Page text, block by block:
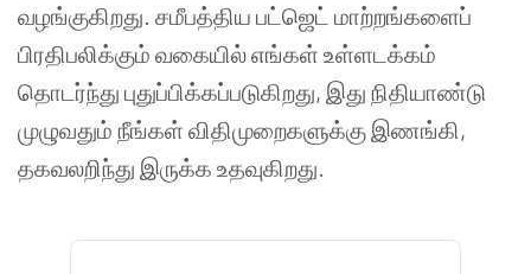
வழங்குகிறது. சமீபத்திய பட்ஜெட் மாற்றங்களைப்
பிரதிபலிக்கும் வகையில் எங்கள் உள்ளடக்கம்
தொடர்ந்து புதுப்பிக்கப்படுகிறது, இது நிதியாண்டு
முழுவதும் நீங்கள் விதிமுறைகளுக்கு இணங்கி,
தகவலறிந்து இருக்க உதவுகிறது.